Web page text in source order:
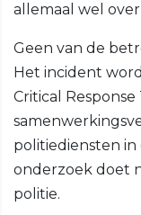
allemaal wel
Geen van de
Het incident
Critical Response
politiediensten
onderzoek doet
politie.